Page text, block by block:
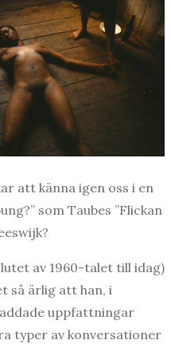
att känna igen oss i en
som Taubes ”Flickan
av 1960-talet till idag)
så ärlig att han, i
uppfattningar
typer av konversationer